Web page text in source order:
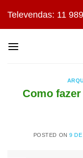
content
Televendas: 11
Como
POSTED ON9